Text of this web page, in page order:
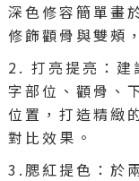
深色修容簡單畫
修飾顴骨與雙頰
2. 打亮提亮：建
字部位、顴骨、
位置，打造精緻
對比效果。
3.腮紅提色：於